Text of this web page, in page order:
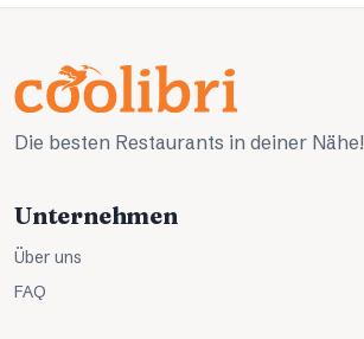
Die besten Restaurants in deiner Nähe!
Unternehmen
Über uns
FAQ